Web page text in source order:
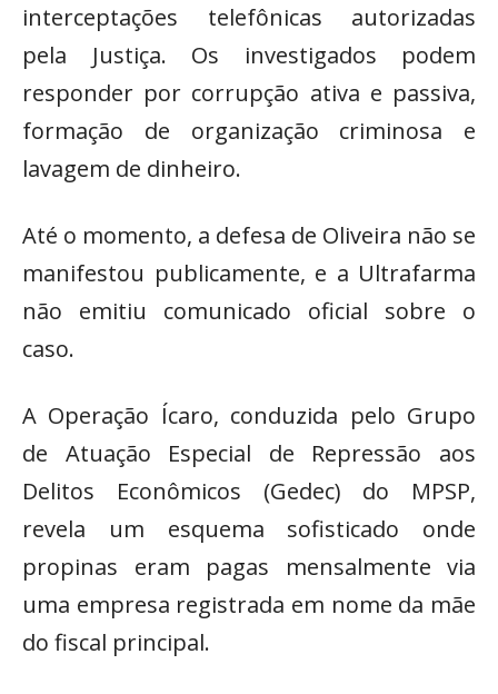
interceptações telefônicas autorizadas
pela Justiça. Os investigados podem
responder por corrupção ativa e passiva,
formação de organização criminosa e
lavagem de dinheiro.
Até o momento, a defesa de Oliveira não se
manifestou publicamente, e a Ultrafarma
não emitiu comunicado oficial sobre o
caso.
A Operação Ícaro, conduzida pelo Grupo
de Atuação Especial de Repressão aos
Delitos Econômicos (Gedec) do MPSP,
revela um esquema sofisticado onde
propinas eram pagas mensalmente via
uma empresa registrada em nome da mãe
do fiscal principal.